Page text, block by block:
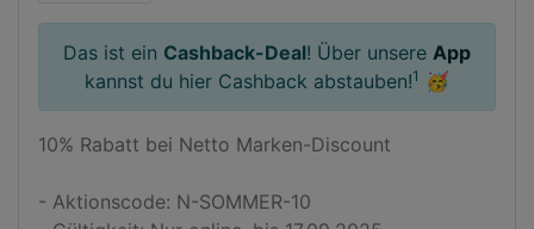
Das ist ein Cashback-Deal! Über unsere App
kannst du hier Cashback abstauben!1 🥳
10% Rabatt bei Netto Marken-Discount
- Aktionscode: N-SOMMER-10